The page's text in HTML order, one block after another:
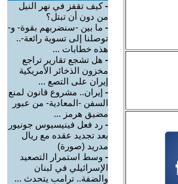
-كيف تقفز في نهر النيل
من دون أن تبتل؟
- ما بين -سنضربهم بقوة- و-
توصلنا إلى تسوية رائعة-..
هذه خطابات ...
- هل تشجع تقارير تراجع
مخزون الذخائر الأمريكية
إيران على التصع ...
- إيران.. مشروع قانون لمنع
السفن -المعادية- من عبور
مضيق هرمز ...
- رد فعل فينيسيوس جونيور
بعد تجديد عقده مع ريال
مدريد (صورة)
- وسط استمرار التصعيد
الإسرائيلي في لبنان
والضفة.. ترامب يتحدث ...